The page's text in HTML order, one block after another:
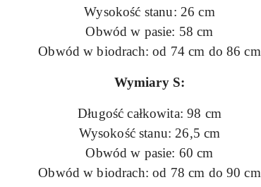
Wysokość stanu: 26 cm
Obwód w pasie: 58 cm
Obwód w biodrach: od 74 cm do 86 cm
Wymiary S:
Długość całkowita: 98 cm
Wysokość stanu: 26,5 cm
Obwód w pasie: 60 cm
Obwód w biodrach: od 78 cm do 90 cm